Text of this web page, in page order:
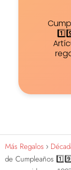
Más Regalos
de Cumpleaños